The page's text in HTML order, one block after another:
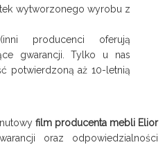
wytworzonego wyrobu z
(inni producenci oferują
gwarancji. Tylko u nas
potwierdzoną aż 10-letnią
film producenta mebli Elior
oraz odpowiedzialności